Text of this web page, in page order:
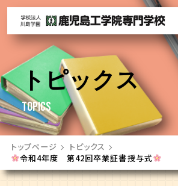
トピックス
TOPICS
トップページ
トピックス
令和4年度 第42回卒業証書授与式